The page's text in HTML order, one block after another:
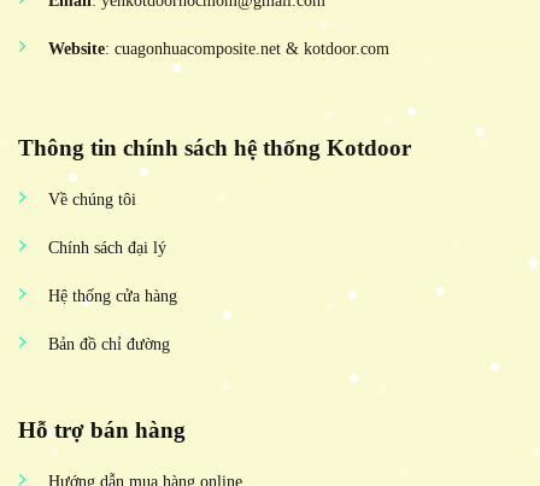
Website: cuagonhuacomposite.net & kotdoor.com
Thông tin chính sách hệ thống Kotdoor
Về chúng tôi
Chính sách đại lý
Hệ thống cửa hàng
Bản đồ chỉ đường
Hỗ trợ bán hàng
Hướng dẫn mua hàng online